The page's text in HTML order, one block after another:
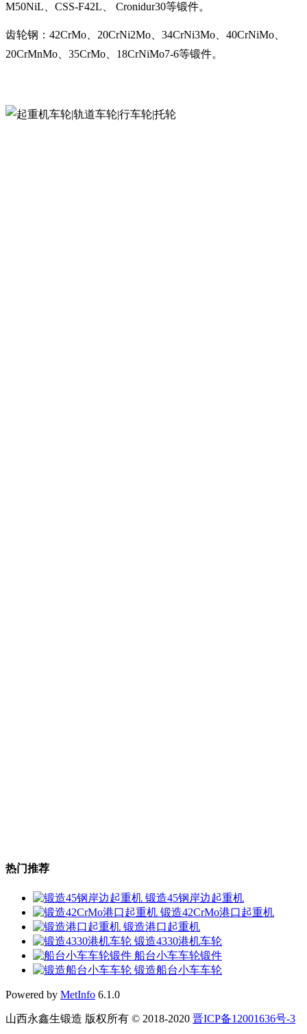
M50NiL、CSS-F42L、 Cronidur30等锻件。
齿轮钢：42CrMo、20CrNi2Mo、34CrNi3Mo、40CrNiMo、
20CrMnMo、35CrMo、18CrNiMo7-6等锻件。
热门推荐
锻造45钢岸边起重机
锻造42CrMo港口起重机
锻造港口起重机
锻造4330港机车轮
船台小车车轮锻件
锻造船台小车车轮
Powered by MetInfo 6.1.0
山西永鑫生锻造 版权所有 © 2018-2020 晋ICP备12001636号-3